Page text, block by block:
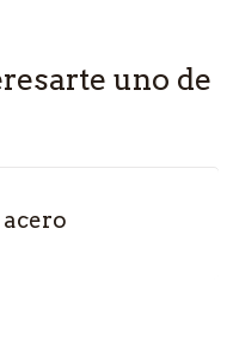
uno de